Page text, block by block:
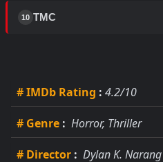
10 TMC
# IMDb Rating : 4.2/10
# Genre : Horror, Thriller
# Director : Dylan K. Narang